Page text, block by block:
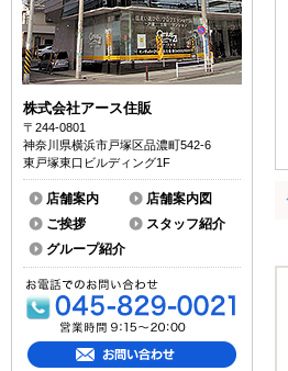
株式会社アース住販
〒244-0801
神奈川県横浜市戸塚区品濃町542-6
東戸塚東口ビルディング1F
店舗案内
店舗案内図
ご挨拶
スタッフ紹介
グループ紹介